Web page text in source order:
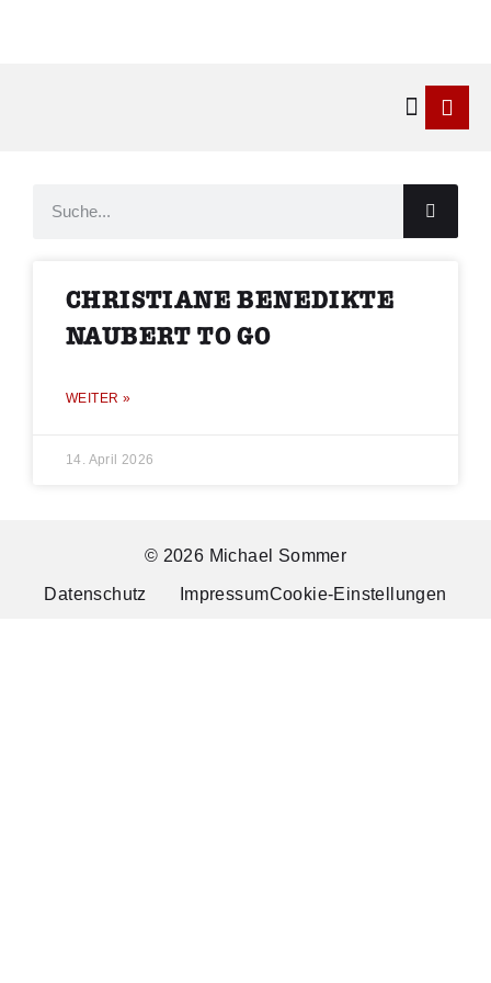
CHRISTIANE BENEDIKTE
NAUBERT TO GO
WEITER »
14. April 2026
© 2026 Michael Sommer
Datenschutz ImpressumCookie-Einstellungen